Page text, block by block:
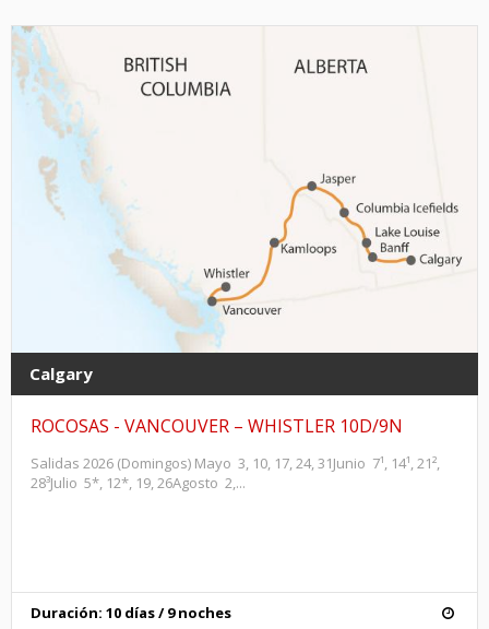
Calgary
ROCOSAS - VANCOUVER – WHISTLER 10D/9N
Salidas 2026 (Domingos) Mayo 3, 10, 17, 24, 31Junio 7¹, 14¹, 21²,
28³Julio 5*, 12*, 19, 26Agosto 2,...
Duración: 10 días / 9 noches